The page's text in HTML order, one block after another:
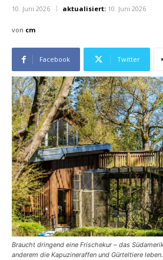
10. Juni 2026 aktualisiert: 10. Juni 2026
von cm
Facebook Twitter
Braucht dringend eine Frischekur – das
anderem die Kapuzineraffen und Gürteltiere